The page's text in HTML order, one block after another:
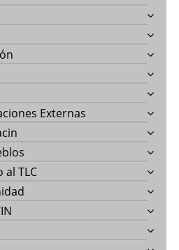
Externas
al TLC